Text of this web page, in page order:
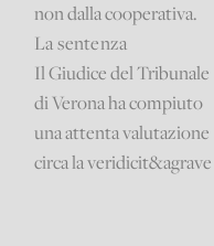
non dalla cooperativa.
La sentenza
Il Giudice del Tribunale
di Verona ha compiuto
una attenta valutazione
circa la veridicit&agrave